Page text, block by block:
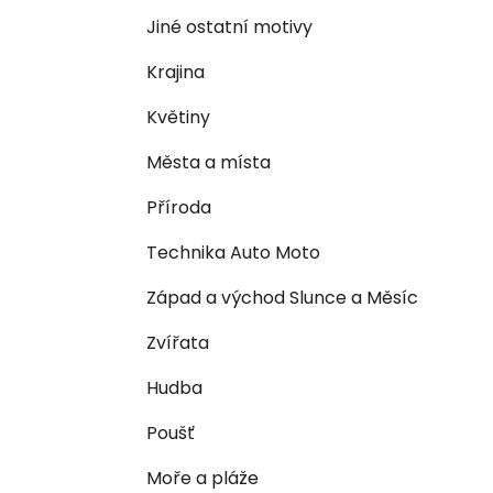
Jiné ostatní motivy
Krajina
Květiny
Města a místa
Příroda
Technika Auto Moto
Západ a východ Slunce a Měsíc
Zvířata
Hudba
Poušť
Moře a pláže